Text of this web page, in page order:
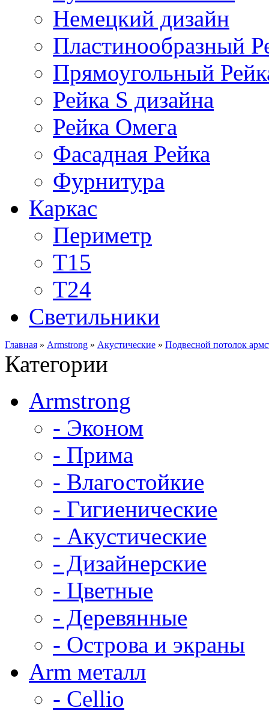
Немецкий дизайн
Пластинообразный
Прямоугольный
Рейка S дизайна
Рейка Омега
Фасадная Рейка
Фурнитура
Каркас
Периметр
Т15
Т24
Светильники
Главная » Armstrong » Акустические » Подвесной потолок
Категории
Armstrong
- Эконом
- Прима
- Влагостойкие
- Гигиенические
- Акустические
- Дизайнерские
- Цветные
- Деревянные
- Острова и экраны
Arm металл
- Cellio